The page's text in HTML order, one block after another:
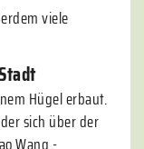
viele
Hügel erbaut.
sich über der